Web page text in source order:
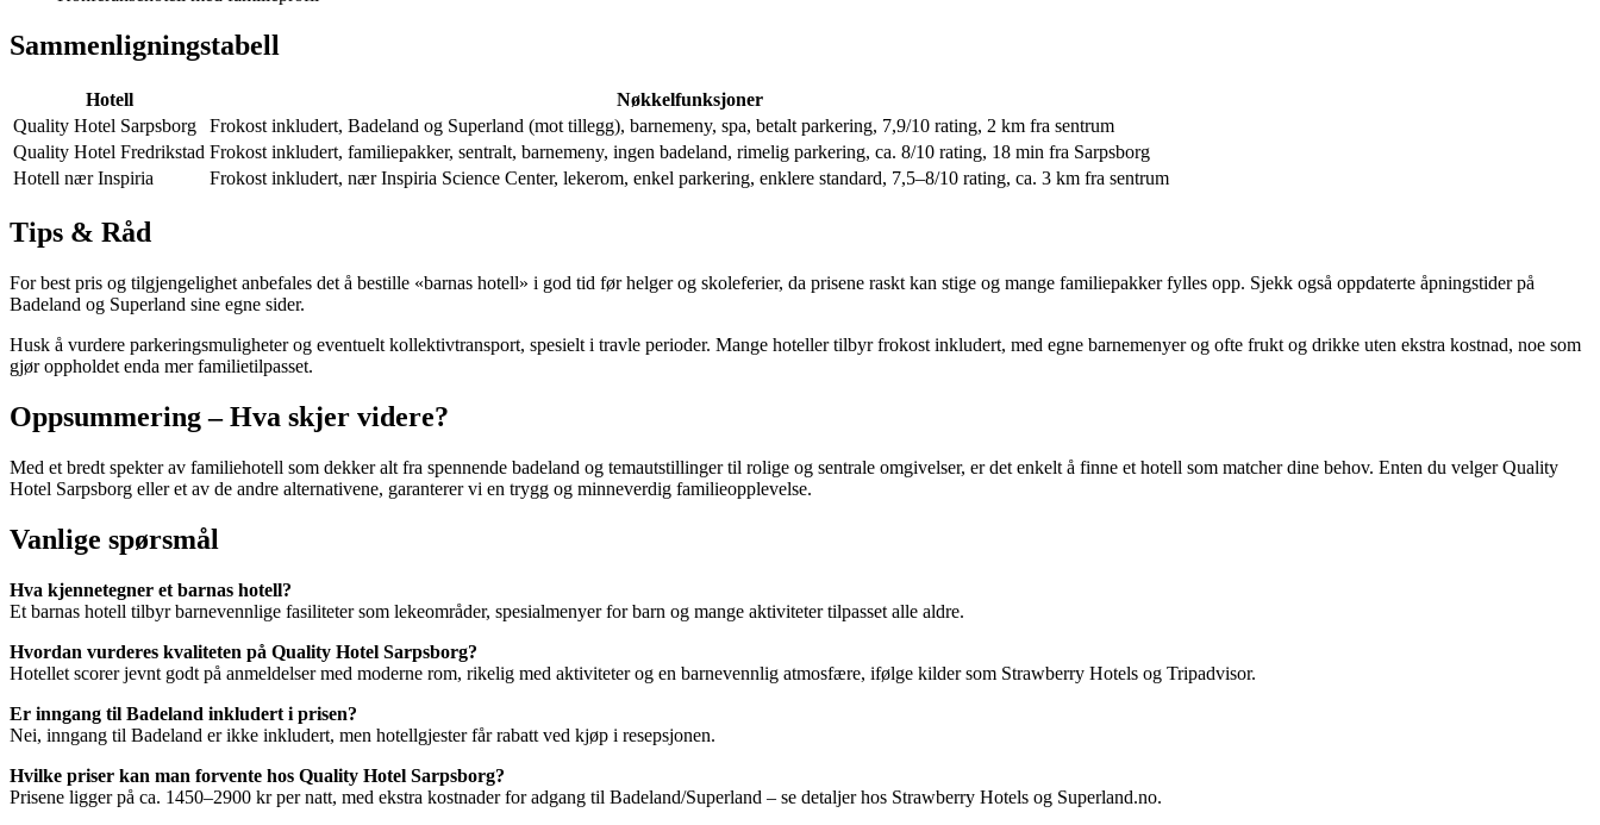
Sammenligningstabell
Hotell
Nøkkelfunksjoner
Quality Hotel Sarpsborg
Frokost inkludert, Badeland og Superland (mot tillegg), barnemeny, spa, betalt parkering, 7,9/10 rating, 2 km fra sentrum
Quality Hotel Fredrikstad Frokost inkludert, familiepakker, sentralt, barnemeny, ingen badeland, rimelig parkering, ca. 8/10 rating, 18 min fra Sarpsborg
Hotell nær Inspiria
Frokost inkludert, nær Inspiria Science Center, lekerom, enkel parkering, enklere standard, 7,5–8/10 rating, ca. 3 km fra sentrum
Tips & Råd
For best pris og tilgjengelighet anbefales det å bestille «barnas hotell» i god tid før helger og skoleferier, da prisene raskt kan stige og mange familiepakker fylles opp. Sjekk også oppdaterte åpningstider på
Badeland og Superland sine egne sider.
Husk å vurdere parkeringsmuligheter og eventuelt kollektivtransport, spesielt i travle perioder. Mange hoteller tilbyr frokost inkludert, med egne barnemenyer og ofte frukt og drikke uten ekstra kostnad, noe som
gjør oppholdet enda mer familietilpasset.
Oppsummering – Hva skjer videre?
Med et bredt spekter av familiehotell som dekker alt fra spennende badeland og temautstillinger til rolige og sentrale omgivelser, er det enkelt å finne et hotell som matcher dine behov. Enten du velger Quality
Hotel Sarpsborg eller et av de andre alternativene, garanterer vi en trygg og minneverdig familieopplevelse.
Vanlige spørsmål
Hva kjennetegner et barnas hotell?
Et barnas hotell tilbyr barnevennlige fasiliteter som lekeområder, spesialmenyer for barn og mange aktiviteter tilpasset alle aldre.
Hvordan vurderes kvaliteten på Quality Hotel Sarpsborg?
Hotellet scorer jevnt godt på anmeldelser med moderne rom, rikelig med aktiviteter og en barnevennlig atmosfære, ifølge kilder som Strawberry Hotels og Tripadvisor.
Er inngang til Badeland inkludert i prisen?
Nei, inngang til Badeland er ikke inkludert, men hotellgjester får rabatt ved kjøp i resepsjonen.
Hvilke priser kan man forvente hos Quality Hotel Sarpsborg?
Prisene ligger på ca. 1450–2900 kr per natt, med ekstra kostnader for adgang til Badeland/Superland – se detaljer hos Strawberry Hotels og Superland.no.